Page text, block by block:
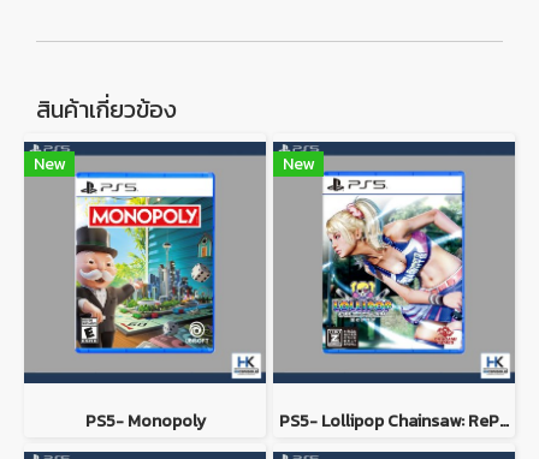
สินค้าเกี่ยวข้อง
New
PS5- Monopoly
New
PS5- Lollipop Chainsaw: RePOP